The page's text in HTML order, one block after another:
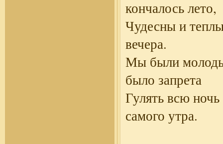
кончалось лето,
Чудесны и
вечера.
Мы были
было запрета
Гулять всю
самого утра.